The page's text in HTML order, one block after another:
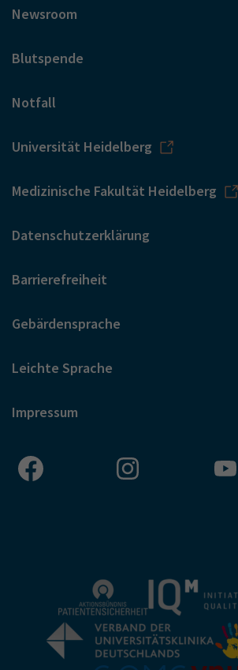
Newsroom
Blutspende
Notfall
Universität Heidelberg
Medizinische Fakultät Heidelberg
Datenschutzerklärung
Barrierefreiheit
Gebärdensprache
Leichte Sprache
Impressum